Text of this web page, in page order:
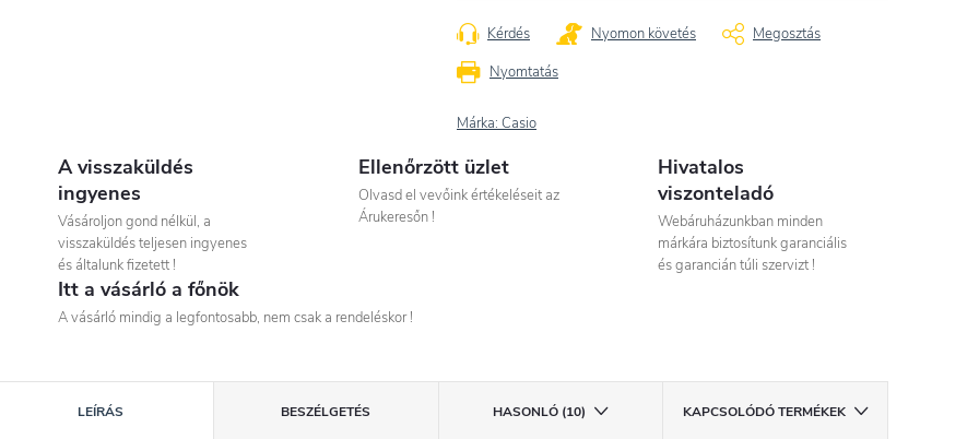
Nyomtatás
Kérdés Nyomon követés Megosztás
Márka: Casio
A visszaküldés
ingyenes
Vásároljon gond nélkül, a
visszaküldés teljesen ingyenes
és általunk fizetett !
Ellenőrzött üzlet
Olvasd el vevőink értékeléseit az
Árukeresőn !
Hivatalos
viszonteladó
Webáruházunkban minden
márkára biztosítunk garanciális
és garancián túli szervizt !
Itt a vásárló a főnök
A vásárló mindig a legfontosabb, nem csak a rendeléskor !
LEÍRÁS BESZÉLGETÉS HASONLÓ (10) KAPCSOLÓDÓ TERMÉKEK